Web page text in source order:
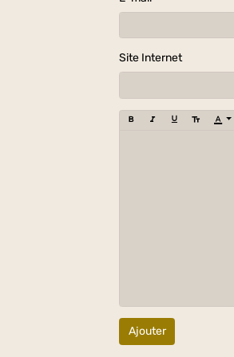
Site Internet
Ajouter